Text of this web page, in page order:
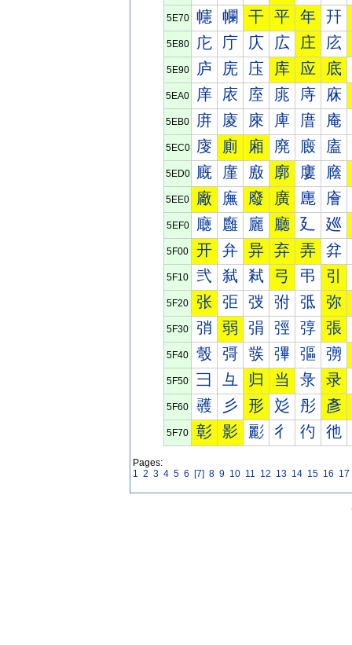
5E70 幰 幱 干 平 年 幵
5E80 庀 庁 庂 広 庄 庅
5E90 庐 庑 庒 库 应 底
5EA0 庠 庡 庢 庣 庤 庥
5EB0 庰 庱 庲 庳 庴 庵
5EC0 廀 廁 廂 廃 廄 廅
5ED0 廐 廑 廒 廓 廔 廕
5EE0 廠 廡 廢 廣 廤 廥
5EF0 廰 廱 廲 廳 廴 廵
5F00 开 弁 异 弃 弄 弅
5F10 弐 弑 弒 弓 弔 引
5F20 张 弡 弢 弣 弤 弥
5F30 弰 弱 弲 弳 弴 張
5F40 彀 彁 彂 彃 彄 彅
5F50 彐 彑 归 当 彔 录
5F60 彠 彡 形 彣 彤 彥
5F70 彰 影 彲 彳 彴 彵
Pages:
1 2 3 4 5 6 [7] 8 9 10 11 12 13 14 15 16 17